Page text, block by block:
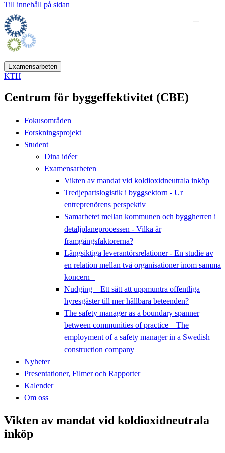
Till innehåll på sidan
Examensarbeten
KTH
Centrum för byggeffektivitet (CBE)
Fokusområden
Forskningsprojekt
Student
Dina idéer
Examensarbeten
Vikten av mandat vid koldioxidneutrala inköp
Tredjepartslogistik i byggsektorn - Ur
entreprenörens perspektiv
Samarbetet mellan kommunen och byggherren i
detaljplaneprocessen - Vilka är
framgångsfaktorerna?
Långsiktiga leverantörsrelationer - En studie av
en relation mellan två organisationer inom samma
koncern
Nudging – Ett sätt att uppmuntra offentliga
hyresgäster till mer hållbara beteenden?
The safety manager as a boundary spanner
between communities of practice – The
employment of a safety manager in a Swedish
construction company
Nyheter
Presentationer, Filmer och Rapporter
Kalender
Om oss
Vikten av mandat vid koldioxidneutrala
inköp